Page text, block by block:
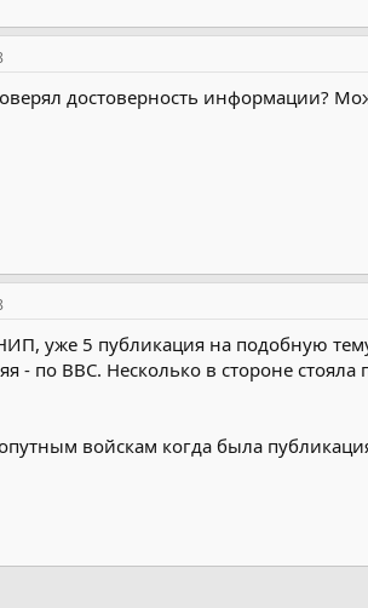
достоверность информации?
уже 5 публикация на подобную
- по ВВС. Несколько в стороне
войскам когда была